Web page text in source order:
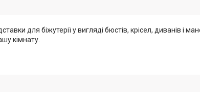
для біжутерії у вигляді бюстів, крісел, диванів і
кімнату.